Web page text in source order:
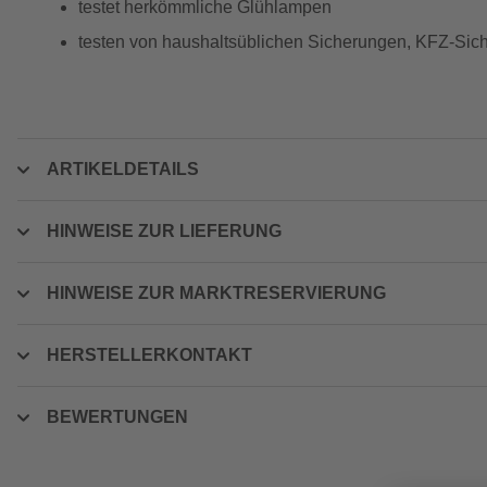
testet herkömmliche Glühlampen
testen von haushaltsüblichen Sicherungen, KFZ-
ARTIKELDETAILS
HINWEISE ZUR LIEFERUNG
HINWEISE ZUR MARKTRESERVIERUNG
HERSTELLERKONTAKT
BEWERTUNGEN